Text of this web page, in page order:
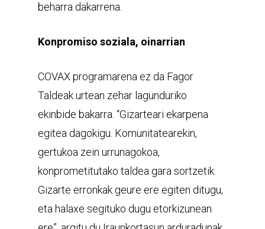
beharra dakarrena.
Konpromiso soziala, oinarrian
COVAX programarena ez da Fagor
Taldeak urtean zehar lagunduriko
ekinbide bakarra. “Gizarteari ekarpena
egitea dagokigu. Komunitatearekin,
gertukoa zein urrunagokoa,
konprometitutako taldea gara sortzetik.
Gizarte erronkak geure ere egiten ditugu,
eta halaxe segituko dugu etorkizunean